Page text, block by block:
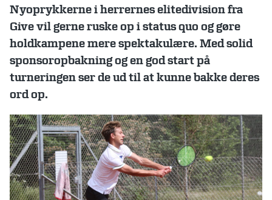
Nyoprykkerne i herrernes elitedivision fra
Give vil gerne ruske op i status quo og gøre
holdkampene mere spektakulære. Med solid
sponsoropbakning og en god start på
turneringen ser de ud til at kunne bakke deres
ord op.